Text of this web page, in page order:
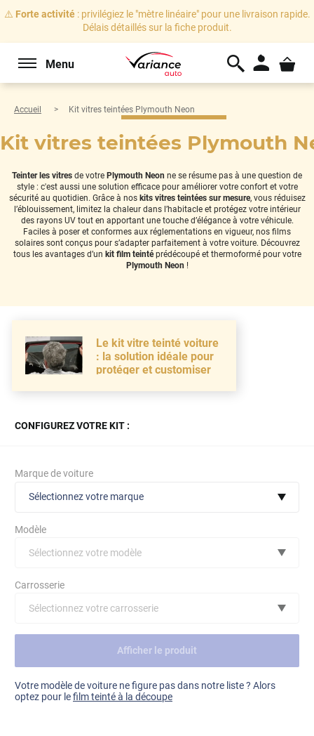
⚠️ Forte activité: privilégiez le "mètre linéaire" pour une livraison rapide.
Délais détaillés sur la fiche produit.
Menu
Accueil Kit vitres teintées Plymouth Neon
Kit vitres teintées Plymouth
Teinter les vitres de votre Plymouth Neon ne se résume pas à une question de
style : c'est aussi une solution efficace pour améliorer votre confort et votre
sécurité au quotidien. Grâce à nos kits vitres teintées sur mesure, vous réduisez
l’éblouissement, limitez la chaleur dans l’habitacle et protégez votre intérieur
des rayons UV tout en apportant une touche d’élégance à votre véhicule.
Faciles à poser et conformes aux réglementations en vigueur, nos films
solaires sont conçus pour s’adapter parfaitement à votre voiture. Découvrez
tous les avantages d’un kit film teintéprédécoupé et thermoformé pour votre
Plymouth Neon !
Le kit vitre teinté voiture
: la solution idéale pour
protéger et customiser
CONFIGUREZ VOTRE KIT :
Marque de voiture
Sélectionnez votre marque
Ford
Modèle
Sélectionnez votre modèle
Carrosserie
Sélectionnez votre carrosserie
Voir tout
Afficher le produit
Votre modèle de voiture ne figure pas dans notre liste ? Alors
optez pour lefilm teinté à la découpe